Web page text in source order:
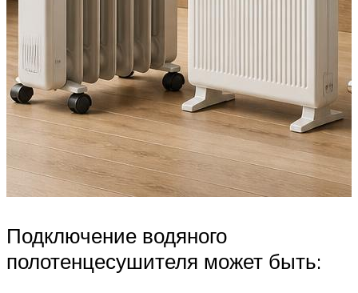
Подключение водяного
полотенцесушителя может быть: